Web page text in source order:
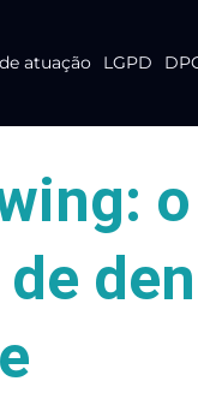
atuação LGPD